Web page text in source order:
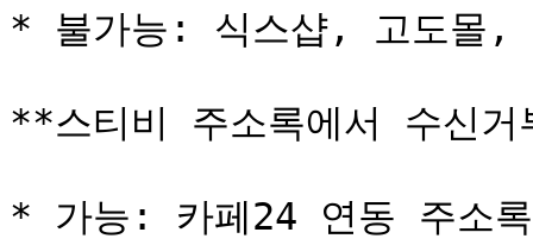
* 불가능: 식스샵, 고도몰,
**스티비 주소록에서 수신
* 가능: 카페24 연동 주소